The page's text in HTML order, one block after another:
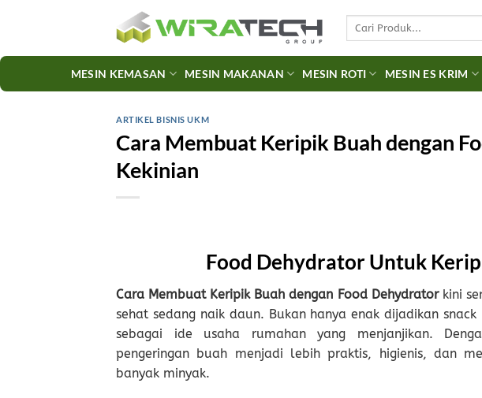
Search
MESIN KEMASAN MESIN MAKANAN MESIN ROTI MESIN ES KRIM
ARTIKEL BISNIS UKM
Cara Membuat Keripik Buah dengan
Kekinian
Food Dehydrator Untuk
Cara Membuat Keripik Buah dengan Food Dehydratorkini
sehat sedang naik daun. Bukan hanya enak dijadikan
sebagai ide usaha rumahan yang menjanjikan.
pengeringan buah menjadi lebih praktis, higienis, dan
banyak minyak.